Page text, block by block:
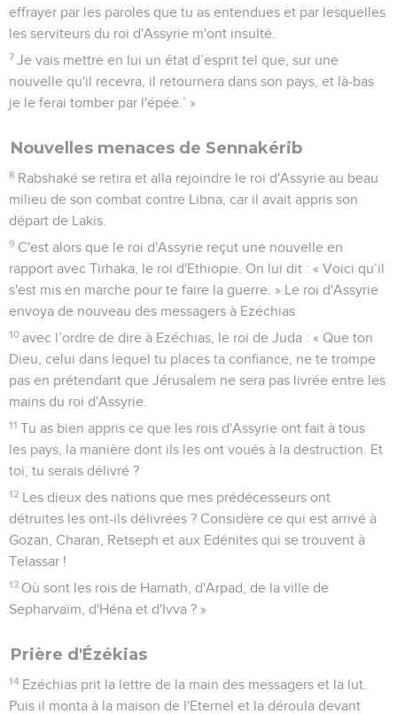
effrayer par les paroles que tu as entendues et par lesquelles
les serviteurs du roi d'Assyrie m'ont insulté.
7 Je vais mettre en lui un état d’esprit tel que, sur une
nouvelle qu'il recevra, il retournera dans son pays, et là-bas
je le ferai tomber par l'épée.’ »
Nouvelles menaces de Sennakérib
8 Rabshaké se retira et alla rejoindre le roi d'Assyrie au beau
milieu de son combat contre Libna, car il avait appris son
départ de Lakis.
9 C'est alors que le roi d'Assyrie reçut une nouvelle en
rapport avec Tirhaka, le roi d'Ethiopie. On lui dit : « Voici qu’il
s'est mis en marche pour te faire la guerre. » Le roi d'Assyrie
envoya de nouveau des messagers à Ezéchias
10 avec l’ordre de dire à Ezéchias, le roi de Juda : « Que ton
Dieu, celui dans lequel tu places ta confiance, ne te trompe
pas en prétendant que Jérusalem ne sera pas livrée entre les
mains du roi d'Assyrie.
11 Tu as bien appris ce que les rois d'Assyrie ont fait à tous
les pays, la manière dont ils les ont voués à la destruction. Et
toi, tu serais délivré ?
12 Les dieux des nations que mes prédécesseurs ont
détruites les ont-ils délivrées ? Considère ce qui est arrivé à
Gozan, Charan, Retseph et aux Edénites qui se trouvent à
Telassar !
13 Où sont les rois de Hamath, d'Arpad, de la ville de
Sepharvaïm, d'Héna et d'Ivva ? »
Prière d'Ézékias
14 Ezéchias prit la lettre de la main des messagers et la lut.
Puis il monta à la maison de l'Eternel et la déroula devant